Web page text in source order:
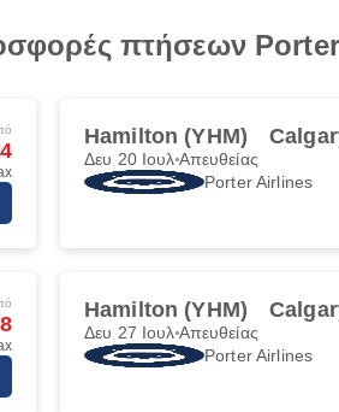
πτήσεων
Hamilton (YHM)
Δευ 20 Ιουλ Απευθείας
Porter Airlines
Hamilton (YHM)
Δευ 27 Ιουλ Απευθείας
Porter Airlines